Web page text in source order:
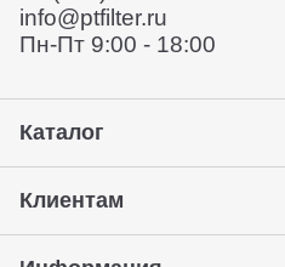
документов
info@ptfilter.ru
Пн-Пт 9:00 - 18:00
Каталог
Клиентам